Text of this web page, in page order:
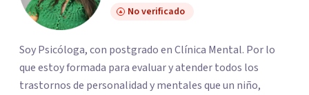
No verificado
Soy Psicóloga, con postgrado en Clínica Mental. Por lo
que estoy formada para evaluar y atender todos los
trastornos de personalidad y mentales que un niño,